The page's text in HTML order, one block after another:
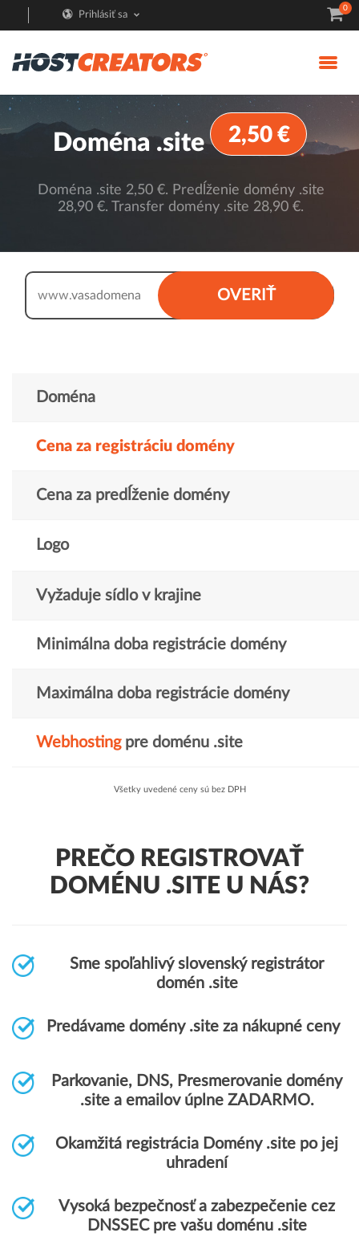
Prihlásiť sa
0
Doména .site 2,50 €
Doména .site 2,50 €. Predĺženie domény .site
28,90 €. Transfer domény .site 28,90 €.
OVERIŤ
www.
Doména
Cena za registráciu domény
Cena za predĺženie domény
Logo
Vyžaduje sídlo v krajine
Minimálna doba registrácie domény
Maximálna doba registrácie domény
Webhostingpre doménu .site
Všetky uvedené ceny sú bez DPH
PREČO REGISTROVAŤ
DOMÉNU .SITE U NÁS?
Sme spoľahlivý slovenský registrátor
domén .site
Predávame domény .site za nákupné ceny
Parkovanie, DNS, Presmerovanie domény
.site a emailov úplne ZADARMO.
Okamžitá registrácia Domény .site po jej
uhradení
Vysoká bezpečnosť a zabezpečenie cez
DNSSEC pre vašu doménu .site